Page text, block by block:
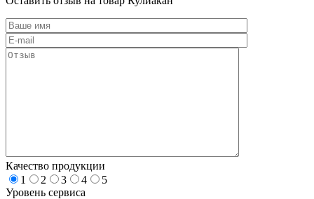
Качество продукции
1
2 3 4
5
Уровень сервиса